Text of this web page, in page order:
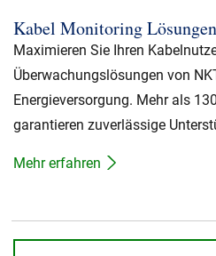
Kabel Monitoring Lösungen
Maximieren Sie Ihren
Überwachungslösungen von
Energieversorgung. Mehr als
garantieren zuverlässige
Mehr erfahren